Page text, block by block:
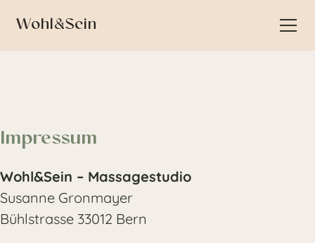
Wohl&Sein
Impressum
Wohl&Sein – Massagestudio
Susanne Gronmayer
Bühlstrasse 33012 Bern